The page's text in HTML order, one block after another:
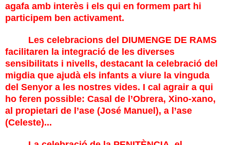
agafa amb interès i els qui en formem part hi
participem ben activament.
Les celebracions del DIUMENGE DE RAMS
facilitaren la integració de les diverses
sensibilitats i nivells, destacant la celebració del
migdia que ajudà els infants a viure la vinguda
del Senyor a les nostres vides. I cal agrair a qui
ho feren possible: Casal de l’Obrera, Xino-xano,
al propietari de l’ase (José Manuel), a l’ase
(Celeste)...